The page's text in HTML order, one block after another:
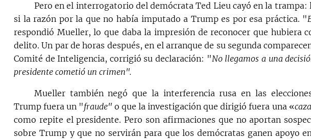
Pero en el interrogatorio del demócrata Ted Lieu cayó en la trampa:
si la razón por la que no había imputado a Trump es por esa práctica. "
respondió Mueller, lo que daba la impresión de reconocer que hubiera
delito. Un par de horas después, en el arranque de su segunda
Comité de Inteligencia, corrigió su declaración: "No llegamos a una
presidente cometió un crimen".
Mueller también negó que la interferencia rusa en las
Trump fuera un "fraude" o que la investigación que dirigió fuera una «
como repite el presidente. Pero son afirmaciones que no aportan
sobre Trump y que no servirán para que los demócratas ganen apoyo